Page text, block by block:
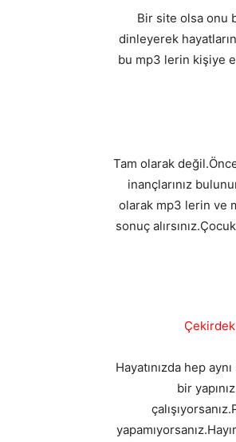
Bir site olsa onu
dinleyerek
bu mp3 lerin kişiye
Tam olarak
inançlarınız
olarak mp3 lerin ve
sonuç
Hayatınızda hep
bir